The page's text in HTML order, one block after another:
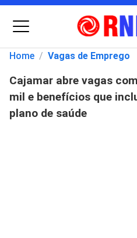
Menu
Pesquisar
por:
Home / Vagas de Emprego
Cajamar abre vagas
mil e benefícios que
plano de saúde